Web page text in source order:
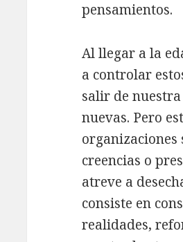
pensamientos.
Al llegar a la
a controlar
salir de
nuevas. Pero
organizaciones
creencias o
atreve a
consiste en
realidades,